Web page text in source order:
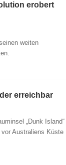
erobert
weiten
erreichbar
„Dunk Island“
Australiens Küste